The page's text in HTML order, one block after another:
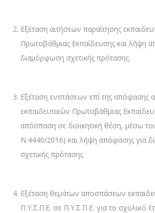
Εξέταση αιτήσεων παραίτησης
Πρωτοβάθμιας Εκπαίδευσης και λήψη
διαμόρφωση σχετικής πρότασης.
Εξέταση ενστάσεων επί της απόφασης
εκπαιδευτικών Πρωτοβάθμιας
απόσπαση σε διοικητική θέση, μέσω
Ν.4440/2016) και λήψη απόφασης για
σχετικής πρότασης.
Εξέταση θεμάτων αποσπάσεων
Π.Υ.Σ.Π.Ε. σε Π.Υ.Σ.Π.Ε. για το σχολικό